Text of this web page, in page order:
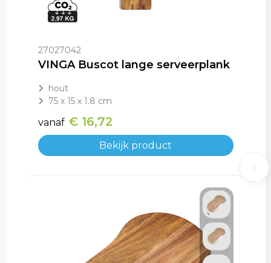
27027042
VINGA Buscot lange serveerplank
hout
75 x 15 x 1.8 cm
vanaf € 16,72
Bekijk product